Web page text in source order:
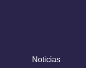
Noticias